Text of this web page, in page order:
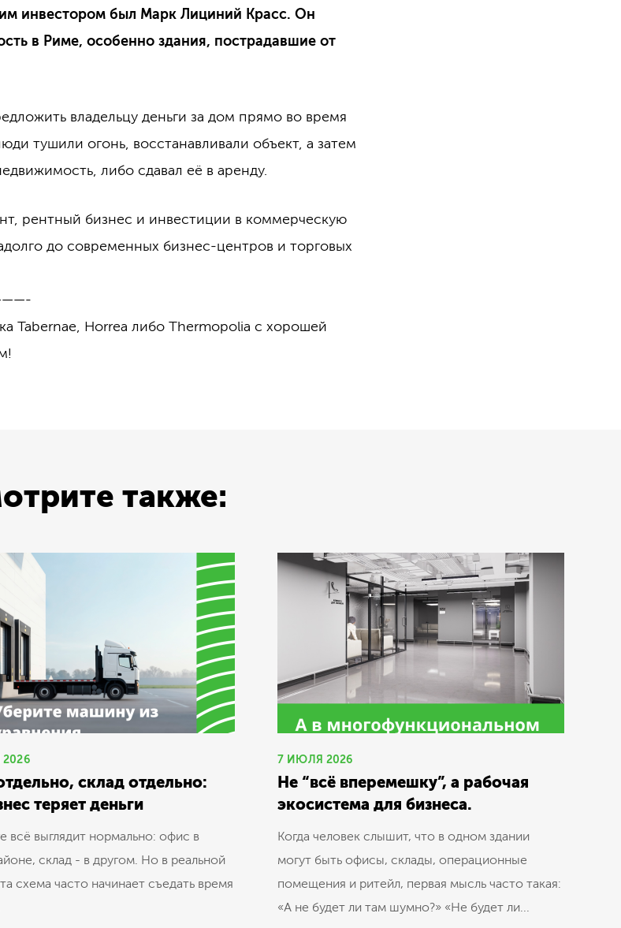
инвестором был Марк Лициний Красс. Он
в Риме, особенно здания, пострадавшие от
владельцу деньги за дом прямо во время
тушили огонь, восстанавливали объект, а затем
либо сдавал её в аренду.
рентный бизнес и инвестиции в коммерческую
до современных бизнес-центров и торговых
Tabernae, Horrea либо Thermopolia с хорошей
также:
склад отдельно:
теряет деньги
всё выглядит нормально: офис в
склад - в другом. Но в реальной
схема часто начинает съедать время
7 ИЮЛЯ 2026
Не “всё вперемешку”, а рабочая
экосистема для бизнеса.
Когда человек слышит, что в одном здании
могут быть офисы, склады, операционные
помещения и ритейл, первая мысль часто такая:
«А не будет ли там шумно?» «Не будет ли...